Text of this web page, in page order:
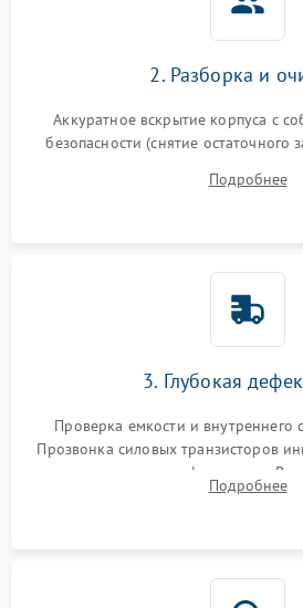
2. Разборка и
Аккуратное вскрытие корпуса с
безопасности (снятие остаточного
и кистей для предотвращения
Подробнее
3. Глубокая
Проверка емкости и внутреннего
Прозвонка силовых транзисторов
переключения и трансформатора.
конденсаторов и прогаров на
Подробнее